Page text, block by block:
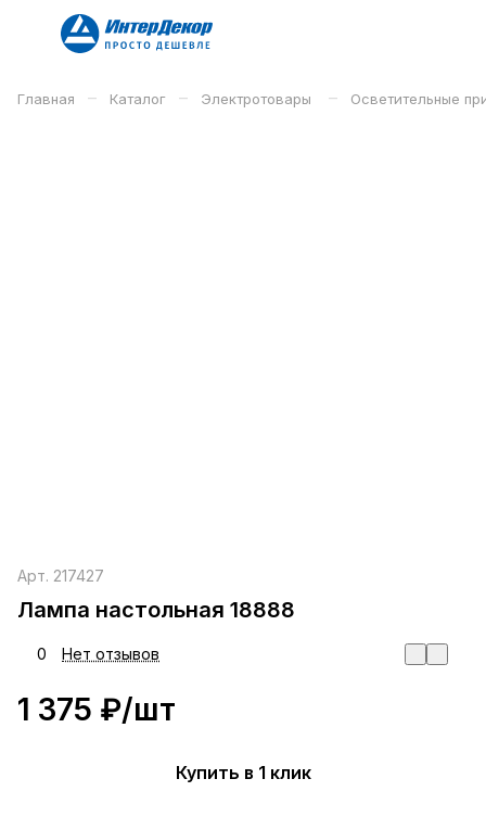
Главная – Каталог – Электротовары – Осветительные
Арт. 217427
Лампа настольная 18888
0 Нет отзывов
1 375 ₽/шт
Купить в 1 клик